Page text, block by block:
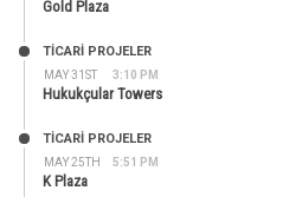
Gold Plaza
MAY 31ST 3:10 PM
TİCARİ PROJELER
Hukukçular Towers
MAY 25TH 5:51 PM
TİCARİ PROJELER
K Plaza